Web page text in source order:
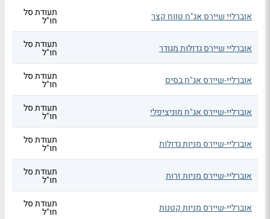
אוברליי שיירס אג"ח טווח קצר תעודת סל
חו"ל
אוברליי שיירס גדולות מגודר תעודת סל
חו"ל
אוברליי-שיירס אג"ח בסיס תעודת סל
חו"ל
אוברליי-שיירס אג"ח מוניציפלי תעודת סל
חו"ל
אוברליי-שיירס מניות גדולות תעודת סל
חו"ל
אוברליי-שיירס מניות זרות תעודת סל
חו"ל
אוברליי-שיירס מניות קטנות תעודת סל
חו"ל